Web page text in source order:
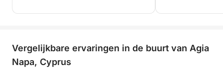
Vergelijkbare ervaringen in de buurt van Agia
Napa, Cyprus